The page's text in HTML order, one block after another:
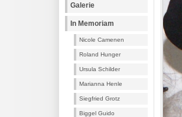
Galerie
In Memoriam
Nicole Camenen
Roland Hunger
Ursula Schilder
Marianna Henle
Siegfried Grotz
Biggel Guido